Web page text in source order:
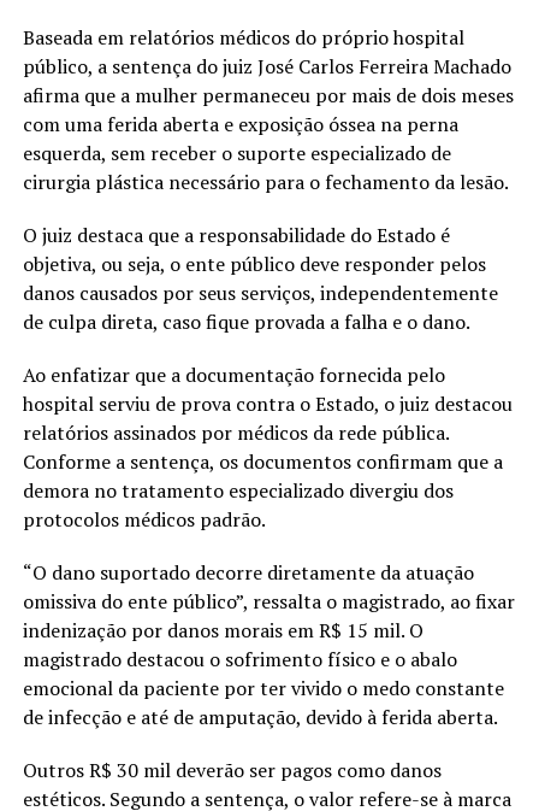
Baseada em relatórios médicos do próprio hospital
público, a sentença do juiz José Carlos Ferreira Machado
afirma que a mulher permaneceu por mais de dois meses
com uma ferida aberta e exposição óssea na perna
esquerda, sem receber o suporte especializado de
cirurgia plástica necessário para o fechamento da lesão.
O juiz destaca que a responsabilidade do Estado é
objetiva, ou seja, o ente público deve responder pelos
danos causados por seus serviços, independentemente
de culpa direta, caso fique provada a falha e o dano.
Ao enfatizar que a documentação fornecida pelo
hospital serviu de prova contra o Estado, o juiz destacou
relatórios assinados por médicos da rede pública.
Conforme a sentença, os documentos confirmam que a
demora no tratamento especializado divergiu dos
protocolos médicos padrão.
“O dano suportado decorre diretamente da atuação
omissiva do ente público”, ressalta o magistrado, ao fixar
indenização por danos morais em R$ 15 mil. O
magistrado destacou o sofrimento físico e o abalo
emocional da paciente por ter vivido o medo constante
de infecção e até de amputação, devido à ferida aberta.
Outros R$ 30 mil deverão ser pagos como danos
estéticos. Segundo a sentença, o valor refere-se à marca